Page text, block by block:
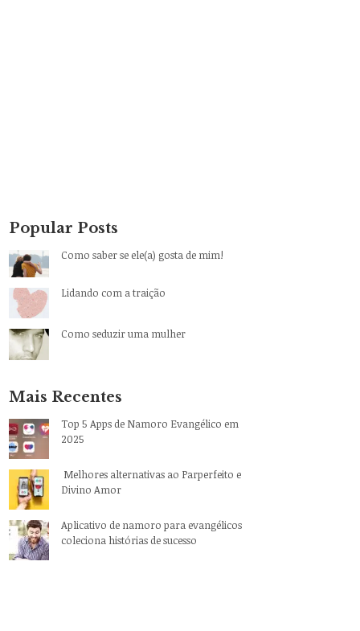
Popular Posts
Como saber se ele(a) gosta de mim!
Lidando com a traição
Como seduzir uma mulher
Mais Recentes
Top 5 Apps de Namoro Evangélico em
2025
Melhores alternativas ao Parperfeito e
Divino Amor
Aplicativo de namoro para evangélicos
coleciona histórias de sucesso